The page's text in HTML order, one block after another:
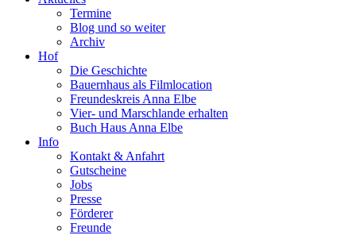
Termine
Blog und so weiter
Archiv
Hof
Die Geschichte
Bauernhaus als Filmlocation
Freundeskreis Anna Elbe
Vier- und Marschlande erhalten
Buch Haus Anna Elbe
Info
Kontakt & Anfahrt
Gutscheine
Jobs
Presse
Förderer
Freunde